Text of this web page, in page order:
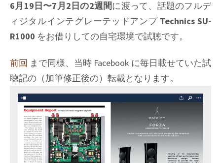
6月19日〜7月2日の2週間に渡って、話題のフルデ
ィジタルインテグレーテッドアンプ Technics SU-
R1000 をお借りしての自宅環境で試聴です。
前回 まで同様、当時 Facebook に毎日載せていた試
聴記の（加筆修正後の）転載となります。